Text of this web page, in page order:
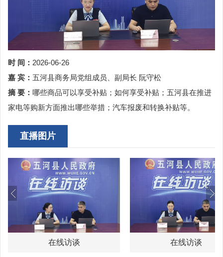
时 间： 2026-06-26
嘉 宾： 五河县商务局党组成员、副局长 阮守松
摘 要： 哪些商品可以享受补贴；如何享受补贴；五河县在推进
家电等购新方面推出哪些举措；汽车报废和转换补贴等。
直播图片
在线访谈 在线访谈